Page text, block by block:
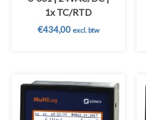
1x TC/RTD
€434,00 excl. btw